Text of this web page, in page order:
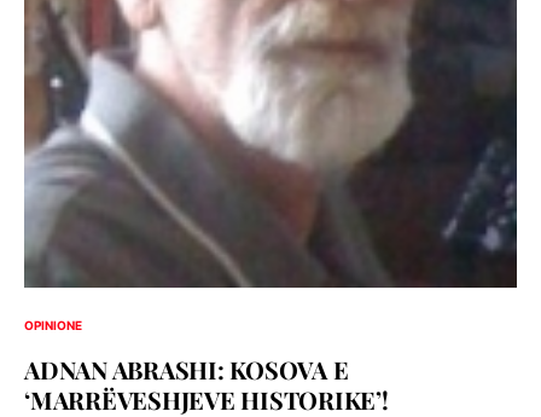
OPINIONE
ADNAN ABRASHI: KOSOVA E
‘MARRËVESHJEVE HISTORIKE’!